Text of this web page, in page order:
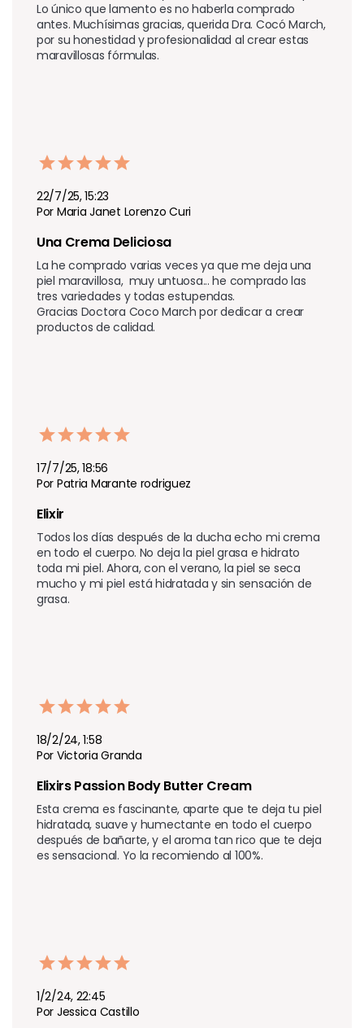
Lo único que lamento es no haberla comprado
antes. Muchísimas gracias, querida Dra. Cocó March,
por su honestidad y profesionalidad al crear estas
maravillosas fórmulas.
22/7/25, 15:23
Por Maria Janet Lorenzo Curi
Una Crema Deliciosa
La he comprado varias veces ya que me deja una
piel maravillosa,  muy untuosa... he comprado las
tres variedades y todas estupendas.
Gracias Doctora Coco March por dedicar a crear
productos de calidad.
17/7/25, 18:56
Por Patria Marante rodriguez
Elixir
Todos los días después de la ducha echo mi crema
en todo el cuerpo. No deja la piel grasa e hidrato
toda mi piel. Ahora, con el verano, la piel se seca
mucho y mi piel está hidratada y sin sensación de
grasa.
18/2/24, 1:58
Por Victoria Granda
Elixirs Passion Body Butter Cream
Esta crema es fascinante, aparte que te deja tu piel
hidratada, suave y humectante en todo el cuerpo
después de bañarte, y el aroma tan rico que te deja
es sensacional. Yo la recomiendo al 100%.
1/2/24, 22:45
Por Jessica Castillo